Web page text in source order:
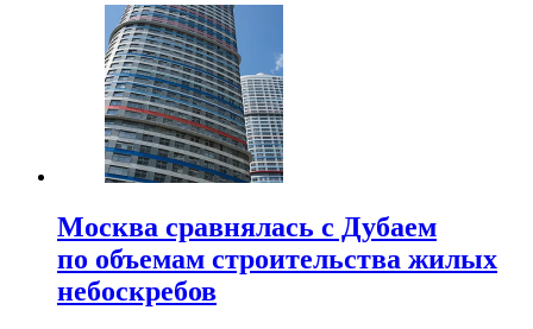
Москва сравнялась с Дубаем
по объемам строительства жилых
небоскребов